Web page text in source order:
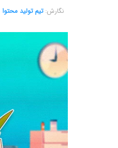
نگارش:‌ تیم تولید محتوا